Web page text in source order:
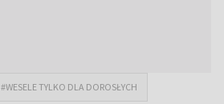
#WESELE TYLKO DLA DOROSŁYCH